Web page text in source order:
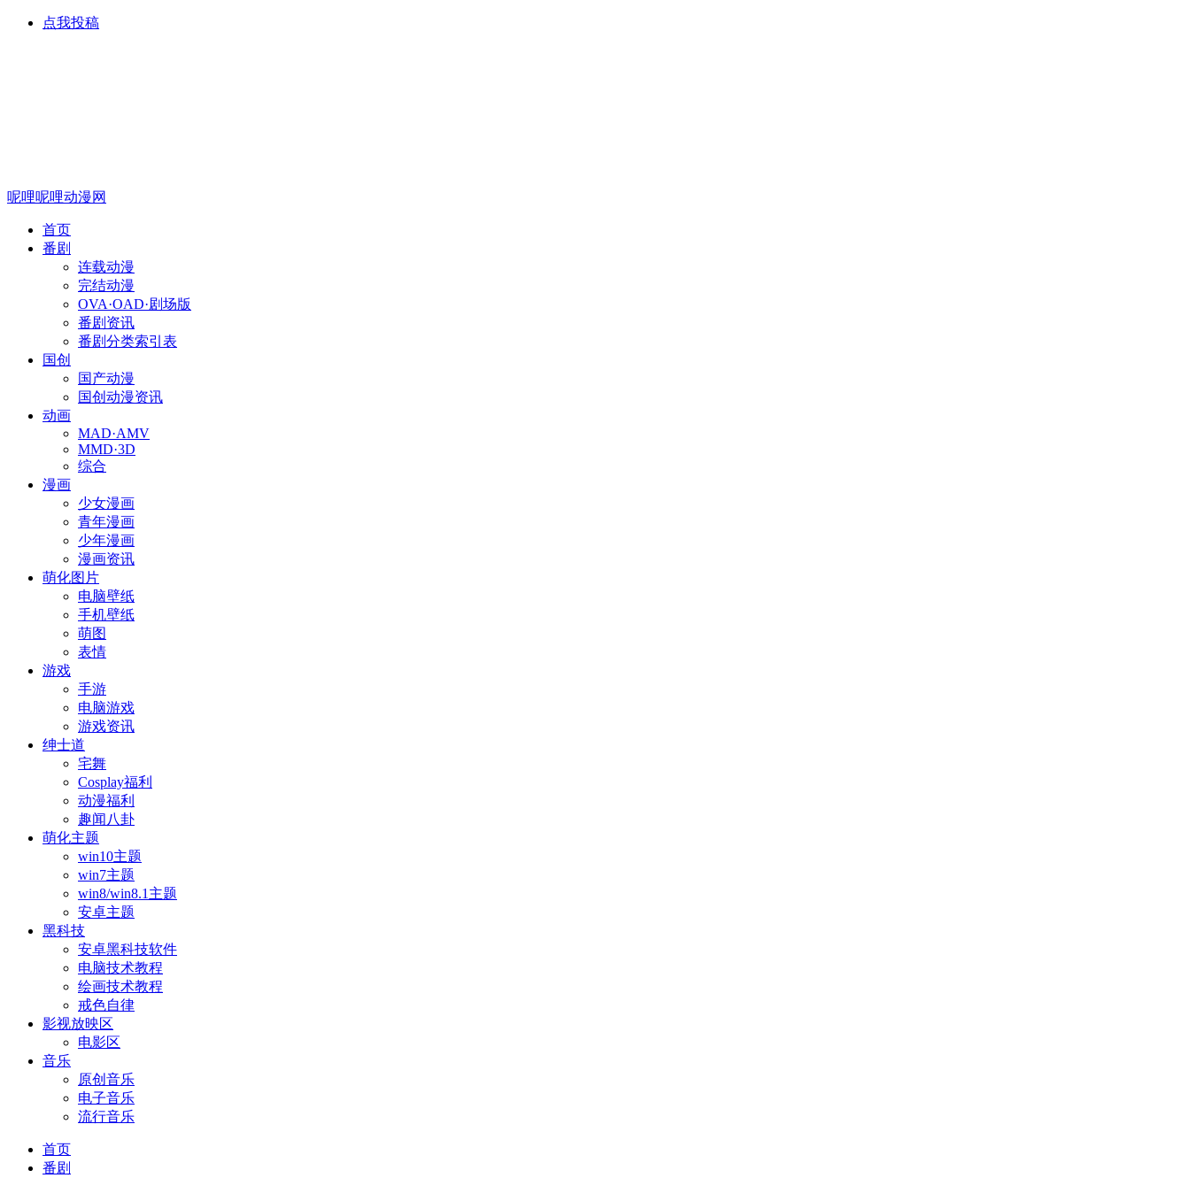
点我投稿
呢哩呢哩动漫网
首页
番剧
连载动漫
完结动漫
OVA·OAD·剧场版
番剧资讯
番剧分类索引表
国创
国产动漫
国创动漫资讯
动画
MAD·AMV
MMD·3D
综合
漫画
少女漫画
青年漫画
少年漫画
漫画资讯
萌化图片
电脑壁纸
手机壁纸
萌图
表情
游戏
手游
电脑游戏
游戏资讯
绅士道
宅舞
Cosplay福利
动漫福利
趣闻八卦
萌化主题
win10主题
win7主题
win8/win8.1主题
安卓主题
黑科技
安卓黑科技软件
电脑技术教程
绘画技术教程
戒色自律
影视放映区
电影区
音乐
原创音乐
电子音乐
流行音乐
首页
番剧